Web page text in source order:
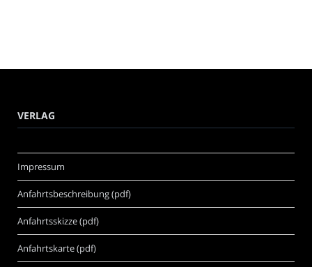
VERLAG
Impressum
Anfahrtsbeschreibung (pdf)
Anfahrtsskizze (pdf)
Anfahrtskarte (pdf)